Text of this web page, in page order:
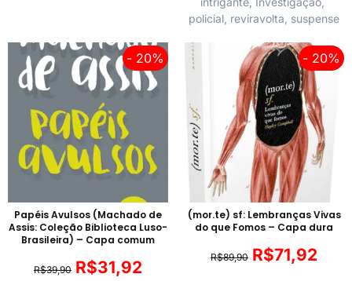
policial reviravolta suspense
- 20%
Papéis Avulsos (Machado de
Assis: Coleção Biblioteca Luso-
Brasileira) – Capa comum
R$39,90 R$31,92
- 20%
(mor.te) sf: Lembranças Vivas
do que Fomos – Capa dura
R$89,90 R$71,92